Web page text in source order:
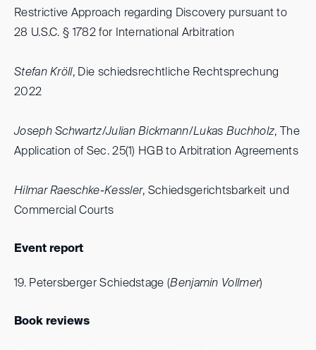
Restrictive Approach regarding Discovery pursuant to
28 U.S.C. § 1782 for International Arbitration
Stefan Kröll, Die schiedsrechtliche Rechtsprechung
2022
Joseph Schwartz/Julian Bickmann/Lukas Buchholz, The
Application of Sec. 25(1) HGB to Arbitration Agreements
Hilmar Raeschke-Kessler, Schiedsgerichtsbarkeit und
Commercial Courts
Event report
19. Petersberger Schiedstage (Benjamin Vollmer)
Book reviews